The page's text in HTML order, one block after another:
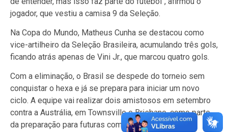
jogador, que vestiu a camisa 9 da Seleção.
Na Copa do Mundo, Matheus Cunha se destacou como
vice-artilheiro da Seleção Brasileira, acumulando três gols,
ficando atrás apenas de Vini Jr., que marcou quatro gols.
Com a eliminação, o Brasil se despede do torneio sem
conquistar o hexa e já se prepara para iniciar um novo
ciclo. A equipe vai realizar dois amistosos em setembro
contra a Austrália, em Townsville e Brisbane, como parte
da preparação para futuras competições.